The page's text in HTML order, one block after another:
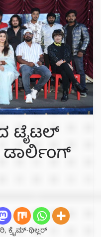
ಟೈಟಲ್
ಕ್ರೈಮ್-ಥಿಲ್ಲರ್